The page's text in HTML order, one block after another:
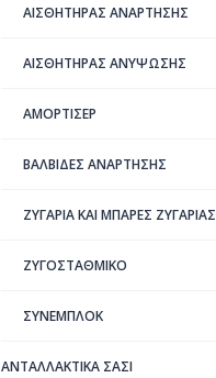
ΑΙΣΘΗΤΗΡΑΣ ΑΝΑΡΤΗΣΗΣ
ΑΙΣΘΗΤΗΡΑΣ ΑΝΥΨΩΣΗΣ
ΑΜΟΡΤΙΣΕΡ
ΒΑΛΒΙΔΕΣ ΑΝΑΡΤΗΣΗΣ
ΖΥΓΑΡΙΑ ΚΑΙ ΜΠΑΡΕΣ ΖΥΓΑΡΙΑΣ
ΖΥΓΟΣΤΑΘΜΙΚΟ
ΣYΝΕΜΠΛΟΚ
ΑΝΤΑΛΛΑΚΤΙΚΑ ΣΑΣΙ